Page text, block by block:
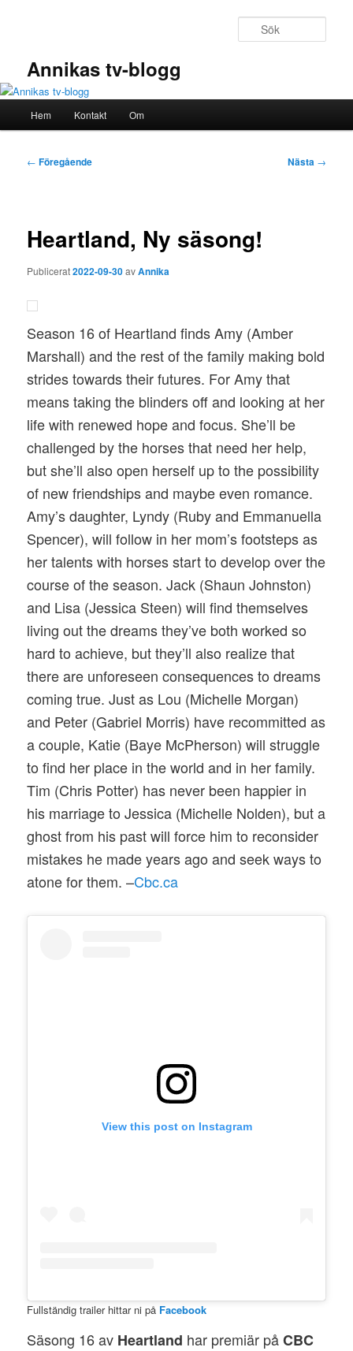
Annikas tv-blogg
Hem Kontakt Om
Inläggsnavigering
← Föregående Nästa →
Heartland, Ny säsong!
Publicerat2022-09-30avAnnika
Season 16 of Heartland finds Amy (Amber
Marshall) and the rest of the family making bold
strides towards their futures. For Amy that
means taking the blinders off and looking at her
life with renewed hope and focus. She’ll be
challenged by the horses that need her help,
but she’ll also open herself up to the possibility
of new friendships and maybe even romance.
Amy’s daughter, Lyndy (Ruby and Emmanuella
Spencer), will follow in her mom’s footsteps as
her talents with horses start to develop over the
course of the season. Jack (Shaun Johnston)
and Lisa (Jessica Steen) will find themselves
living out the dreams they’ve both worked so
hard to achieve, but they’ll also realize that
there are unforeseen consequences to dreams
coming true. Just as Lou (Michelle Morgan)
and Peter (Gabriel Morris) have recommitted as
a couple, Katie (Baye McPherson) will struggle
to find her place in the world and in her family.
Tim (Chris Potter) has never been happier in
his marriage to Jessica (Michelle Nolden), but a
ghost from his past will force him to reconsider
mistakes he made years ago and seek ways to
atone for them. –Cbc.ca
View this post on Instagram
Fullständig trailer hittar ni på Facebook
Säsong 16 av Heartland har premiär påCBC